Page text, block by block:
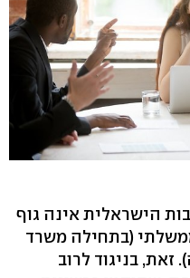
הישראלית אינה גוף
(בתחילה משרד
בניגוד לרוב